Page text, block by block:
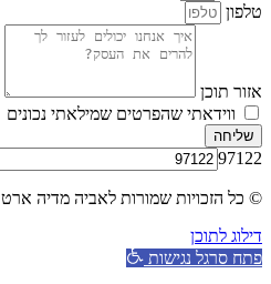
טלפון
אזור תוכן
ווידאתי שהפרטים שמילאתי נכונים
שליחה
97122
© כל הזכויות שמורות לאביה מדיה ארט 2024
דילוג לתוכן
פתח סרגל נגישות